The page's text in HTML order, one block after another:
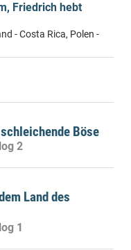
Friedrich hebt
- Costa Rica, Polen -
Böse
2
Land des
1